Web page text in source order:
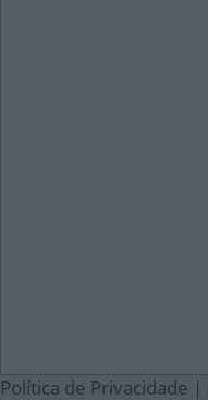
Política de Privacidade |